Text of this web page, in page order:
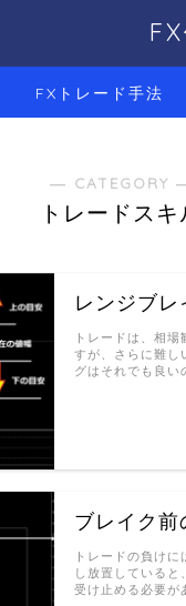
FXトレード手法
― CATEGORY
トレードスキ
レンジブ
トレードは、相
すが、さらに難し
グはそれでも良い
ブレイク前
トレードの負け
し放置していると
受け止める必要が